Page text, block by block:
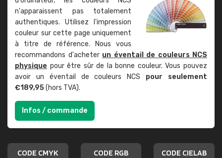
n'apparaissent pas totalement
authentiques. Utilisez l'impression
couleur sur cette page uniquement
à titre de référence. Nous vous
recommandons d'acheter un éventail de couleurs NCS
physique pour être sûr de la bonne couleur. Vous pouvez
avoir un éventail de couleurs NCS pour seulement
€189,95(hors TVA).
Infos / commande
CODE CMYK CODE RGB CODE CIELAB